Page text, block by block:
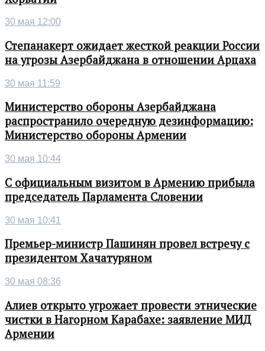
30 мая 12:00
Степанакерт ожидает жесткой реакции России
на угрозы Азербайджана в отношении Арцаха
30 мая 11:59
Министерство обороны Азербайджана
распространило очередную дезинформацию:
Министерство обороны Армении
30 мая 10:44
С официальным визитом в Армению прибыла
председатель Парламента Словении
30 мая 10:41
Премьер-министр Пашинян провел встречу с
президентом Хачатуряном
30 мая 08:36
Алиев открыто угрожает провести этнические
чистки в Нагорном Карабахе: заявление МИД
Армении